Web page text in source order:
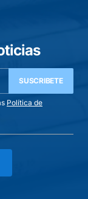
SUSCRIBETE
Política de